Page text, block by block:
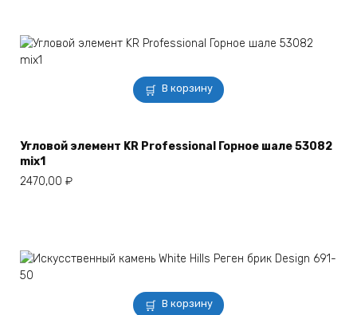
В корзину
Угловой элемент KR Professional Горное шале 53082
mix1
2470,00 ₽
В корзину